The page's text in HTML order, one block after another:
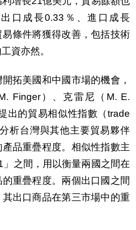
口成長0.33 ％、進口成長
易條件將獲得改善，包括技術
資亦然。
拓美國和中國市場的機會，
Finger）、克雷尼（ M. E.
出的貿易相似性指數（trade
析台灣與其他主要貿易夥伴
品重疊程度。相似性指數主
」之間，用以衡量兩國之間在
重疊程度。兩個出口國之間
出口商品在第三市場中的重